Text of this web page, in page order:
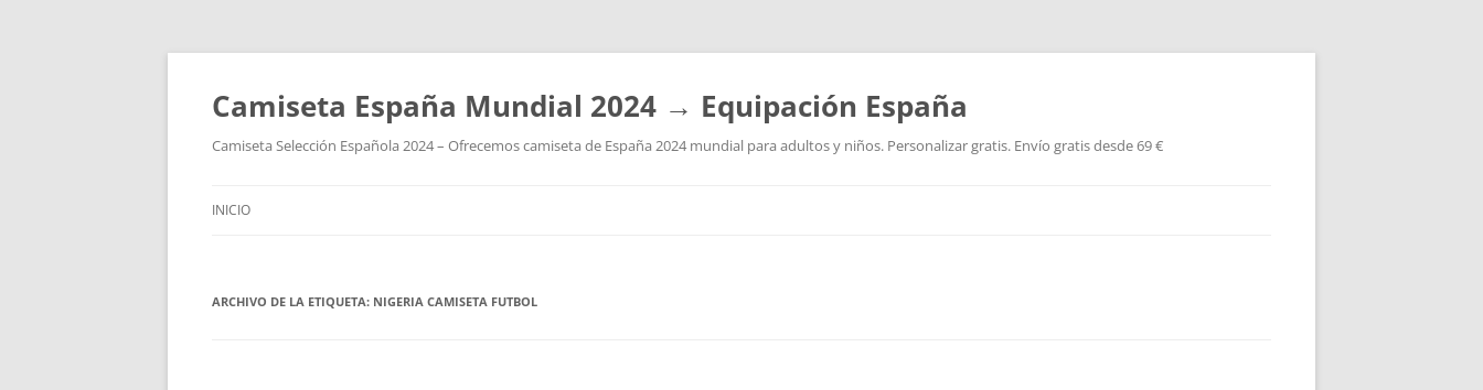
Camiseta España Mundial 2024 → Equipación España
Camiseta Selección Española 2024 – Ofrecemos camiseta de España 2024 mundial para adultos y niños. Personalizar gratis. Envío gratis desde 69 €
INICIO
ARCHIVO DE LA ETIQUETA: NIGERIA CAMISETA FUTBOL